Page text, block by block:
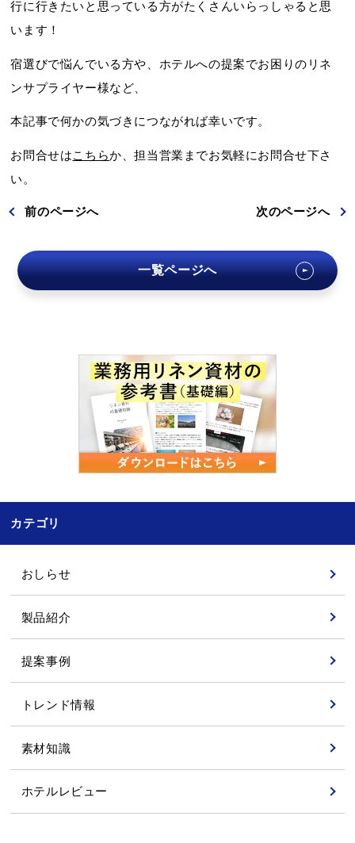
行に行きたいと思っている方がたくさんいらっしゃると思
います！
宿選びで悩んでいる方や、ホテルへの提案でお困りのリネ
ンサプライヤー様など、
本記事で何かの気づきにつながれば幸いです。
お問合せはこちらか、担当営業までお気軽にお問合せ下さ
い。
前のページへ
一覧ページへ
次のページへ
カテゴリ
おしらせ
製品紹介
提案事例
トレンド情報
素材知識
ホテルレビュー